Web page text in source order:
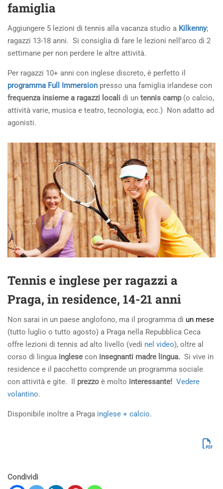
famiglia
Aggiungere 5 lezioni di tennis alla vacanza studio a Kilkenny;
ragazzi 13-18 anni. Si consiglia di fare le lezioni nell’arco di 2
settimane per non perdere le altre attività.
Per ragazzi 10+ anni con inglese discreto, è perfetto il
programma Full Immersion presso una famiglia irlandese con
frequenza insieme a ragazzi locali di un tennis camp(o calcio,
attività varie, musica e teatro, tecnologia, ecc.) Non adatto ad
agonisti.
Tennis e inglese per ragazzi a
Praga, in residence, 14-21 anni
Non sarai in un paese anglofono, ma il programma di un mese
(tutto luglio o tutto agosto) a Praga nella Repubblica Ceca
offre lezioni di tennis ad alto livello (vedi nel video), oltre al
corso di lingua inglese con insegnanti madre lingua. Si vive in
residence e il pacchetto comprende un programma sociale
con attività e gite. Il prezzo è molto interessante! Vedere
volantino.
Disponibile inoltre a Praga inglese + calcio.
Condividi